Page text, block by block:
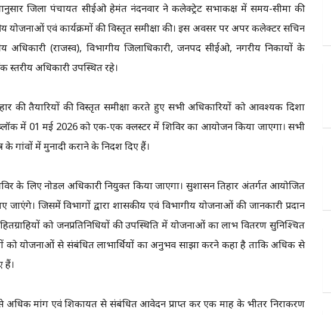
जिला पंचायत सीईओ हेमंत नंदनवार ने कलेक्ट्रेट सभाकक्ष में समय-सीमा की
एवं कार्यक्रमों की विस्तृत समीक्षा की। इस अवसर पर अपर कलेक्टर सचिन
अधिकारी (राजस्व), विभागीय जिलाधिकारी, जनपद सीईओ, नगरीय निकायों के
अधिकारी उपस्थित रहे।
की तैयारियों की विस्तृत समीक्षा करते हुए सभी अधिकारियों को आवश्यक दिशा
ब्लॉक में 01 मई 2026 को एक-एक क्लस्टर में शिविर का आयोजन किया जाएगा। सभी
गांवों में मुनादी कराने के निर्देश दिए हैं।
के लिए नोडल अधिकारी नियुक्त किया जाएगा। सुशासन तिहार अंतर्गत आयोजित
जाएंगे। जिसमें विभागों द्वारा शासकीय एवं विभागीय योजनाओं की जानकारी प्रदान
को जनप्रतिनिधियों की उपस्थिति में योजनाओं का लाभ वितरण सुनिश्चित
को योजनाओं से संबंधित लाभार्थियों का अनुभव साझा करने कहा है ताकि अधिक से
हैं।
अधिक मांग एवं शिकायत से संबंधित आवेदन प्राप्त कर एक माह के भीतर निराकरण